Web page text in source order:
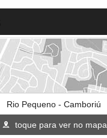
Rio Pequeno - Camboriú
toque para ver no mapa